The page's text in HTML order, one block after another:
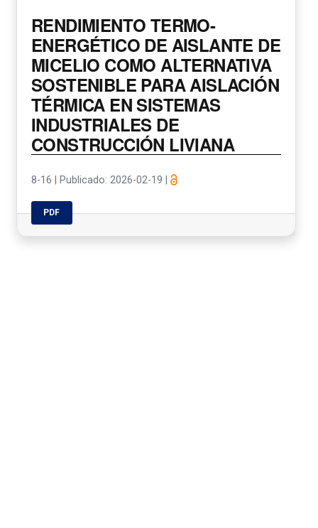
RENDIMIENTO TERMO-
ENERGÉTICO DE AISLANTE DE
MICELIO COMO ALTERNATIVA
SOSTENIBLE PARA AISLACIÓN
TÉRMICA EN SISTEMAS
INDUSTRIALES DE
CONSTRUCCIÓN LIVIANA
8-16 Publicado: 2026-02-19
PDF